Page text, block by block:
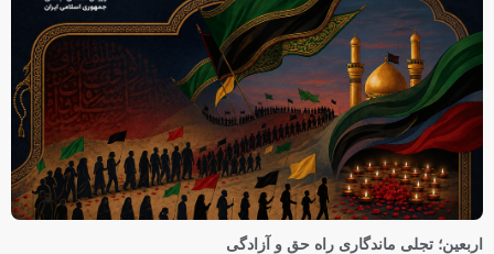
اربعین؛ تجلی ماندگاری راه حق و آزادگی